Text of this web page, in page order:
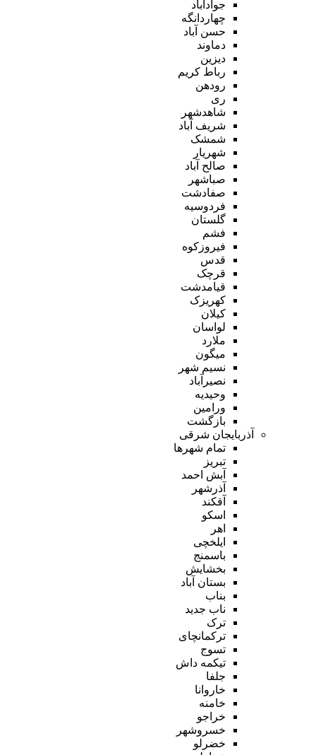
جوادآباد
چهاردانگه
حسن آباد
دماوند
دیزین
رباط کریم
رودهن
ری
شاهدشهر
شریف آباد
شمشک
شهریار
صالح آباد
صباشهر
صفادشت
فردوسیه
گلستان
فشم
فیروزکوه
قدس
قرچک
قیامدشت
کهریزک
کیلان
لواسان
ملارد
میگون
نسیم شهر
نصیرآباد
وحیدیه
ورامین
بازگشت
آذربایجان شرقی
تمام شهر‌ها
تبریز
آبش احمد
آذرشهر
آقکند
اسکو
اهر
ایلخچی
باسمنج
بخشایش
بستان آباد
بناب
ناب جدید
ترک
ترکمانچای
تسوج
تیکمه داش
جلفا
خاروانا
خامنه
خراجو
خسروشهر
خضرلو